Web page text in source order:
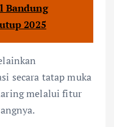
Bandung
2025
secara tatap muka
melalui fitur